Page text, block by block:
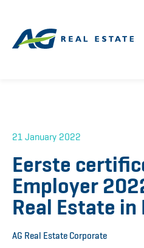
21 January 2022
Eerste
Employer
Real Estate in
AG Real Estate Corporate